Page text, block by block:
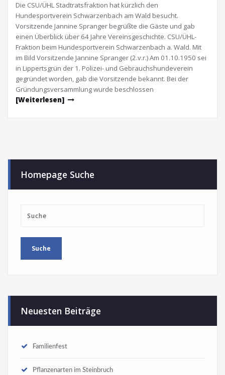
Die CSU/ÜHL Stadtratsfraktion hat kürzlich den
Hundesportverein Schwarzenbach am Wald besucht.
Vorsitzende Jannine Spranger begrüßte die Gäste und gab
einen Überblick über 64 Jahre Vereinsgeschichte. CSU/ÜHL-
Fraktion beim Hundesportverein Schwarzenbach a. Wald. Mit
im Bild Vorsitzende Jannine Spranger (2.v.r.) Am 01.10.1950 sei
in Lippertsgrün der 1. Polizei- und Gebrauchshundeverein
gegründet worden, gab die Vorsitzende bekannt. Bei der
Gründungsversammlung wurde beschlossen
[Weiterlesen]
Homepage Suche
Neuesten Beiträge
Familienfest
Pflanzenarten im Steinbruch